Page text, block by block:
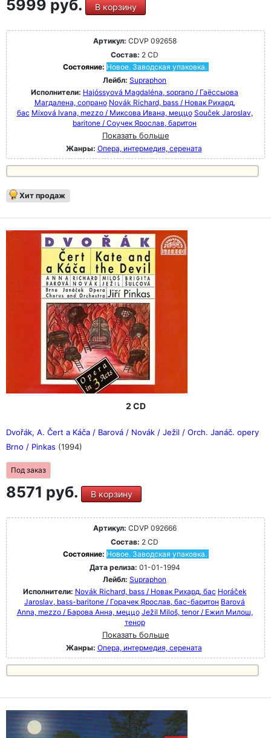
5999 руб. В корзину
Артикул: CDVP 092658
Состав: 2 CD
Состояние: Новое. Заводская упаковка.
Лейбл: Supraphon
Исполнители: Hajóssyová Magdaléna, soprano / Гаёссыова
Магдалена, сопрано Novák Richard, bass / Новак Рихард,
бас Mixová Ivana, mezzo / Миксова Ивана, меццо Souček Jaroslav,
baritone / Соучек Ярослав, баритон
Показать больше
Жанры: Опера, интермедия, серената
Хит продаж
2 CD
Dvořák, A. Čert a Káča / Barová / Novák / Ježil / Orch. Janáč. opery
Brno / Pinkas (1994)
Под заказ
8571 руб. В корзину
Артикул: CDVP 092666
Состав: 2 CD
Состояние: Новое. Заводская упаковка.
Дата релиза: 01-01-1994
Лейбл: Supraphon
Исполнители: Novák Richard, bass / Новак Рихард, бас Horáček
Jaroslav, bass-baritone / Горачек Ярослав, бас-баритон Barová
Anna, mezzo / Барова Анна, меццо Ježil Miloš, tenor / Ежил Милош,
тенор
Показать больше
Жанры: Опера, интермедия, серената